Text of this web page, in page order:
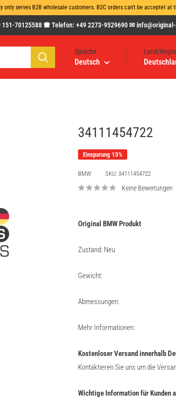
serves B2B wholesale customers. B2C orders can't be acceptet at
70125588 🕿 Telefon: +49 2273-9529690 ✉
Sprache
Deutsch
Land/
34111454722
Einsparung 13%
BMW SKU: 34111454722
Keine Bewertungen
Original BMW Produkt
Zustand: Neu
Gewicht:
Abmessungen:
Mehr Informationen:
Kostenloser Versand innerhalb
Kontaktieren Sie uns um die
Wichtige Information für Kunden